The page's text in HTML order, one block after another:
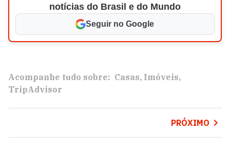
notícias do Brasil e do Mundo
Seguir no Google
Acompanhe tudo sobre: Casas Imóveis
TripAdvisor
PRÓXIMO